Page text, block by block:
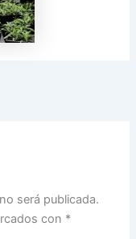
será publicada.
con *